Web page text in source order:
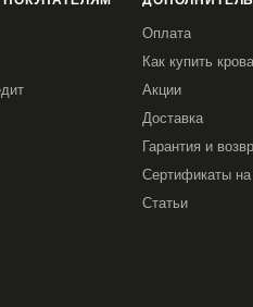
Оплата
Как купить
Акции
Доставка
Гарантия и
Сертификаты
Статьи